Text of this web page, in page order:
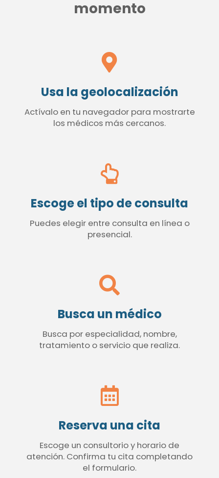
momento
Usa la geolocalización
Actívalo en tu navegador para mostrarte
los médicos más cercanos.
Escoge el tipo de consulta
Puedes elegir entre consulta en línea o
presencial.
Busca un médico
Busca por especialidad, nombre,
tratamiento o servicio que realiza.
Reserva una cita
Escoge un consultorio y horario de
atención. Confirma tu cita completando
el formulario.